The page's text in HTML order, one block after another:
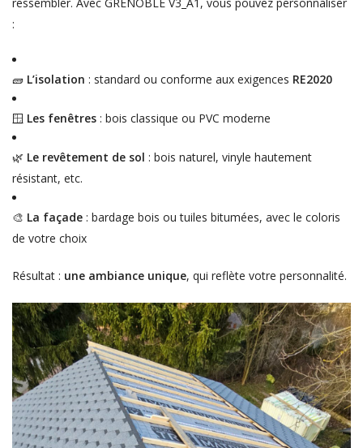
ressembler. Avec GRENOBLE V3_A1, vous pouvez personnaliser
:
🧱 L’isolation : standard ou conforme aux exigences RE2020
🪟 Les fenêtres: bois classique ou PVC moderne
🌿 Le revêtement de sol : bois naturel, vinyle hautement
résistant, etc.
🎨 La façade: bardage bois ou tuiles bitumées, avec le coloris
de votre choix
Résultat : une ambiance unique, qui reflète votre personnalité.